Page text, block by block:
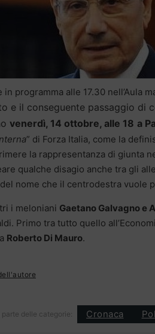
in programma alle 17.30 nell’Aula
e il conseguente passaggio di
venerdì, 14 ottobre, alle 18 a
” di Forza Italia, come la
la rappresentanza di giunta
qualche disagio anche tra gli
nome che il centrodestra vuole
i meloniani Gaetano Galvagno e
Primo tra tutto quello
Roberto Di Mauro.
delle categorie: Cronaca